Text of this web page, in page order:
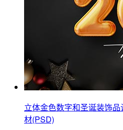
立体金色数字和圣诞装饰
材(PSD)